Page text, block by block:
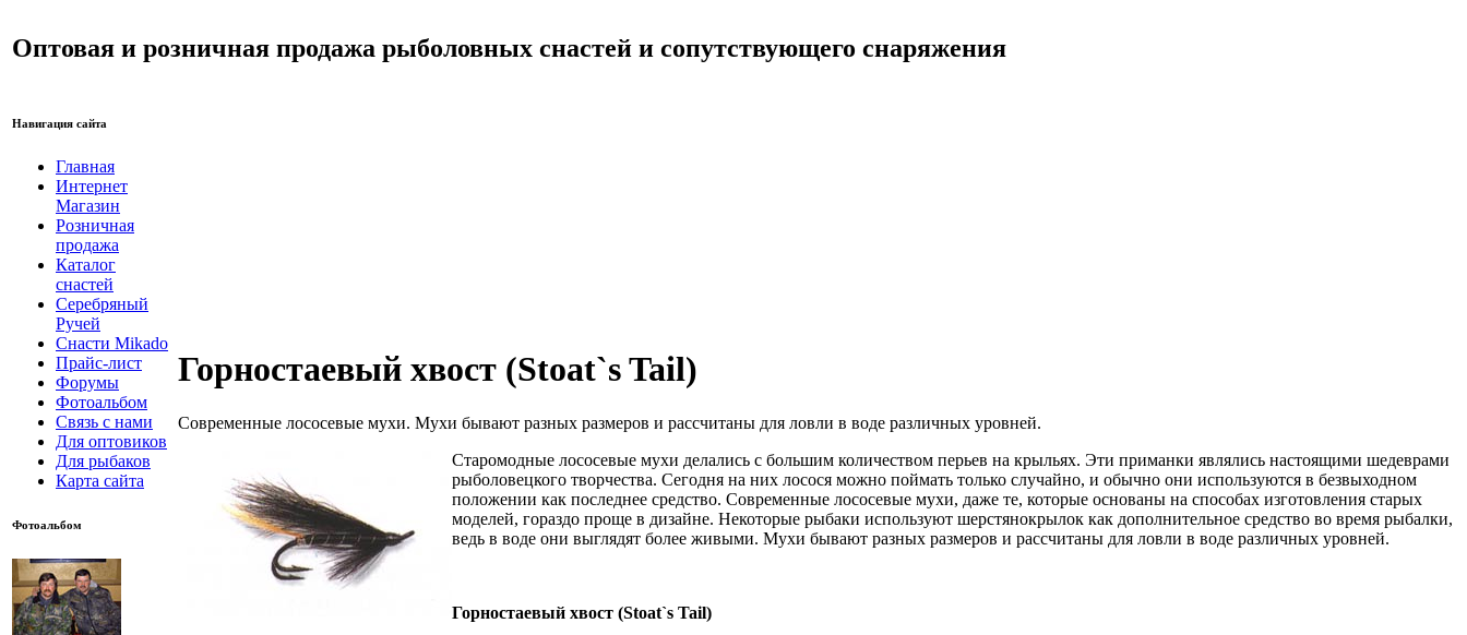
Оптовая и розничная продажа рыболовных снастей и сопутствующего снаряжения
Навигация сайта
Главная
Интернет
Магазин
Розничная
продажа
Каталог
снастей
Серебряный
Ручей
Снасти Mikado
Прайс-лист
Форумы
Фотоальбом
Связь с нами
Для оптовиков
Для рыбаков
Карта сайта
Фотоальбом
Горностаевый хвост (Stoat`s Tail)
Современные лососевые мухи. Мухи бывают разных размеров и рассчитаны для ловли в воде различных уровней.
Старомодные лососевые мухи делались с большим количеством перьев на крыльях. Эти приманки являлись настоящими шедеврами
рыболовецкого творчества. Сегодня на них лосося можно поймать только случайно, и обычно они используются в безвыходном
положении как последнее средство. Современные лососевые мухи, даже те, которые основаны на способах изготовления старых
моделей, гораздо проще в дизайне. Некоторые рыбаки используют шерстянокрылок как дополнительное средство во время рыбалки,
ведь в воде они выглядят более живыми. Мухи бывают разных размеров и рассчитаны для ловли в воде различных уровней.
Горностаевый хвост (Stoat`s Tail)